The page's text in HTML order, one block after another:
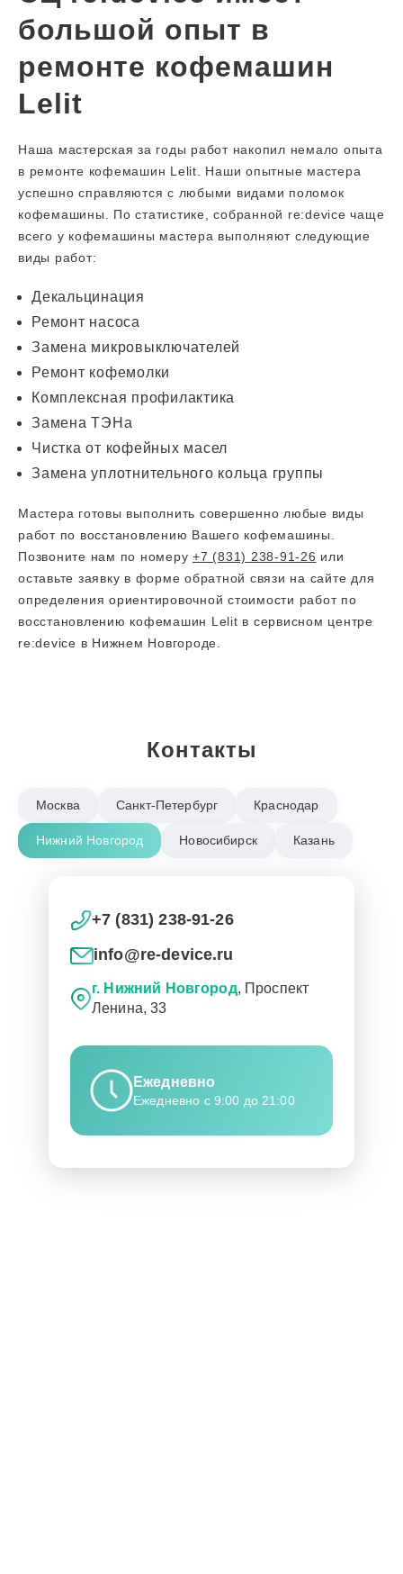
большой опыт в
ремонте кофемашин
Lelit
Наша мастерская за годы работ накопил немало опыта
в ремонте кофемашин Lelit. Наши опытные мастера
успешно справляются с любыми видами поломок
кофемашины. По статистике, собранной re:device чаще
всего у кофемашины мастера выполняют следующие
виды работ:
Декальцинация
Ремонт насоса
Замена микровыключателей
Ремонт кофемолки
Комплексная профилактика
Замена ТЭНа
Чистка от кофейных масел
Замена уплотнительного кольца группы
Мастера готовы выполнить совершенно любые виды
работ по восстановлению Вашего кофемашины.
Позвоните нам по номеру +7 (831) 238-91-26 или
оставьте заявку в форме обратной связи на сайте для
определения ориентировочной стоимости работ по
восстановлению кофемашин Lelit в сервисном центре
re:device в Нижнем Новгороде.
Контакты
Москва Санкт-Петербург Краснодар
Нижний Новгород Новосибирск Казань
+7 (831) 238-91-26
info@re-device.ru
г. Нижний Новгород, Проспект
Ленина, 33
Ежедневно
Ежедневно с 9:00 до 21:00